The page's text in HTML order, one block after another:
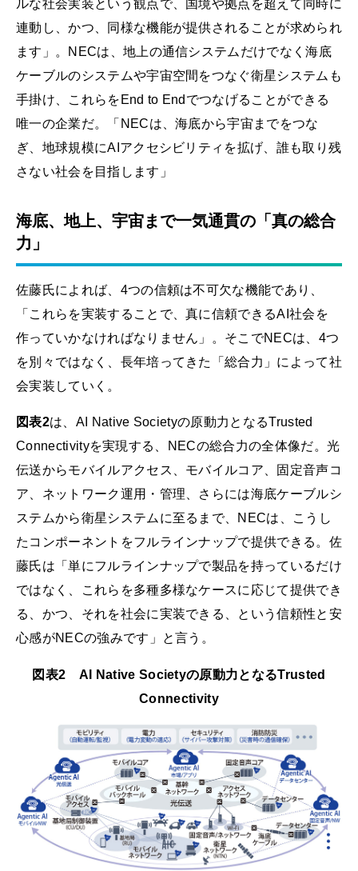
ルな社会実装という観点で、国境や拠点を超えて同時に
連動し、かつ、同様な機能が提供されることが求められ
ます」。NECは、地上の通信システムだけでなく海底
ケーブルのシステムや宇宙空間をつなぐ衛星システムも
手掛け、これらをEnd to Endでつなげることができる
唯一の企業だ。「NECは、海底から宇宙までをつな
ぎ、地球規模にAIアクセシビリティを拡げ、誰も取り残
さない社会を目指します」
海底、地上、宇宙まで一気通貫の「真の総合
力」
佐藤氏によれば、4つの信頼は不可欠な機能であり、
「これらを実装することで、真に信頼できるAI社会を
作っていかなければなりません」。そこでNECは、4つ
を別々ではなく、長年培ってきた「総合力」によって社
会実装していく。
図表2は、AI Native Societyの原動力となるTrusted
Connectivityを実現する、NECの総合力の全体像だ。光
伝送からモバイルアクセス、モバイルコア、固定音声コ
ア、ネットワーク運用・管理、さらには海底ケーブルシ
ステムから衛星システムに至るまで、NECは、こうし
たコンポーネントをフルラインナップで提供できる。佐
藤氏は「単にフルラインナップで製品を持っているだけ
ではなく、これらを多種多様なケースに応じて提供でき
る、かつ、それを社会に実装できる、という信頼性と安
心感がNECの強みです」と言う。
図表2 AI Native Societyの原動力となるTrusted
Connectivity